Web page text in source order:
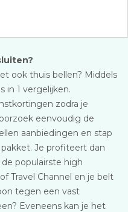
ook thuis bellen? Middels
in 1 vergelijken.
zodra je
eenvoudig de
aanbiedingen en stap
Je profiteert dan
populairste high
Travel Channel en je belt
tegen een vast
Eveneens kan je het